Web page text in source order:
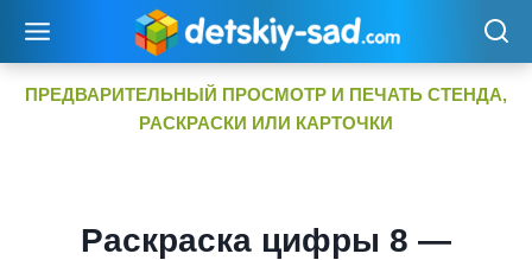
содержимому
ПРЕДВАРИТЕЛЬНЫЙ ПРОСМОТР И ПЕЧАТЬ СТЕНДА,
РАСКРАСКИ ИЛИ КАРТОЧКИ
Раскраска цифры 8 —